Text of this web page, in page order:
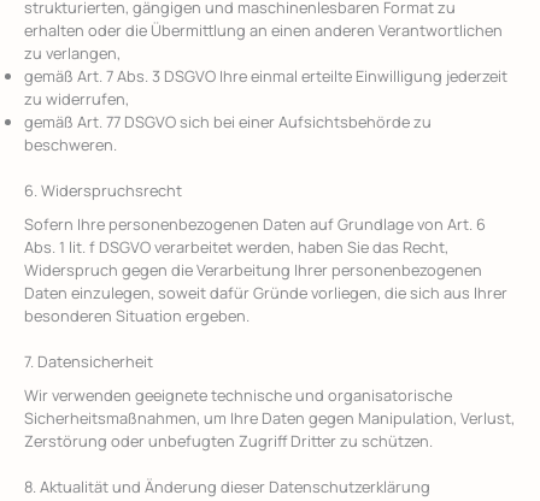
strukturierten, gängigen und maschinenlesbaren Format zu
erhalten oder die Übermittlung an einen anderen Verantwortlichen
zu verlangen,
gemäß Art. 7 Abs. 3 DSGVO Ihre einmal erteilte Einwilligung jederzeit
zu widerrufen,
gemäß Art. 77 DSGVO sich bei einer Aufsichtsbehörde zu
beschweren.
6. Widerspruchsrecht
Sofern Ihre personenbezogenen Daten auf Grundlage von Art. 6
Abs. 1 lit. f DSGVO verarbeitet werden, haben Sie das Recht,
Widerspruch gegen die Verarbeitung Ihrer personenbezogenen
Daten einzulegen, soweit dafür Gründe vorliegen, die sich aus Ihrer
besonderen Situation ergeben.
7. Datensicherheit
Wir verwenden geeignete technische und organisatorische
Sicherheitsmaßnahmen, um Ihre Daten gegen Manipulation, Verlust,
Zerstörung oder unbefugten Zugriff Dritter zu schützen.
8. Aktualität und Änderung dieser Datenschutzerklärung